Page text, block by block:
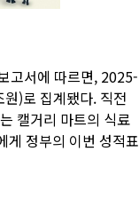
고서에 따르면, 2025-
)로 집계됐다. 직전
캘거리 마트의 식료
게 정부의 이번 성적표